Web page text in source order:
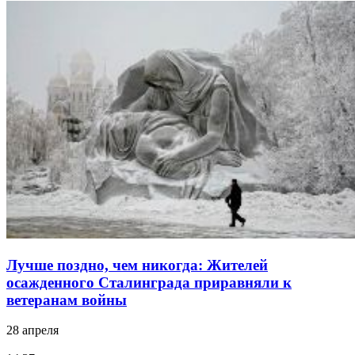
Лучше поздно, чем никогда: Жителей
осажденного Сталинграда приравняли к
ветеранам войны
28 апреля